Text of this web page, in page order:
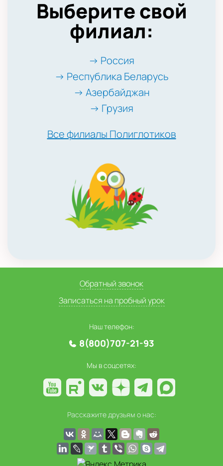
Выберите свой
филиал:
→ Россия
→ Республика Беларусь
→ Азербайджан
→ Грузия
Все филиалы Полиглотиков
Обратный звонок
Записаться на пробный урок
Наш телефон:
8(800)707-21-93
Мы в соцсетях:
Расскажите друзьям о нас: